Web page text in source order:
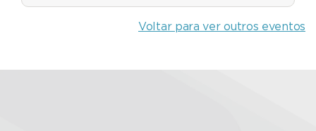
Voltar para ver outros eventos